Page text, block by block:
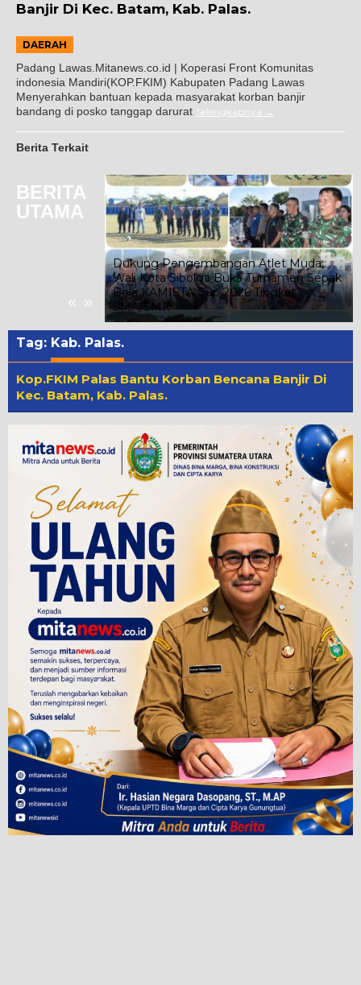
Banjir Di Kec. Batam, Kab. Palas.
DAERAH
Padang Lawas.Mitanews.co.id | Koperasi Front Komunitas
indonesia Mandiri(KOP.FKIM) Kabupaten Padang Lawas
Menyerahkan bantuan kepada masyarakat korban banjir
bandang di posko tanggap darurat Selengkapnya
Berita Terkait
BERITA
UTAMA
« »
Dukung Pengembangan Atlet Muda,
Wali Kota Sibolga Buka Turnamen Sepak
Bola KAMISTA Cup 2026 Tingkat
SMA/SMK
Tag: Kab. Palas.
Kop.FKIM Palas Bantu Korban Bencana Banjir Di
Kec. Batam, Kab. Palas.